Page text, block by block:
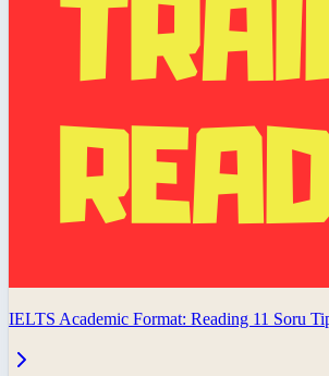
IELTS Academic Format: Reading 11 Soru